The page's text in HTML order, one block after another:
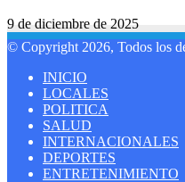
9 de diciembre de 2025
© Copyright 2026, Todos los
INICIO
LOCALES
POLITICA
SALUD
INTERNACIONALES
DEPORTES
ENTRETENIMIENTO